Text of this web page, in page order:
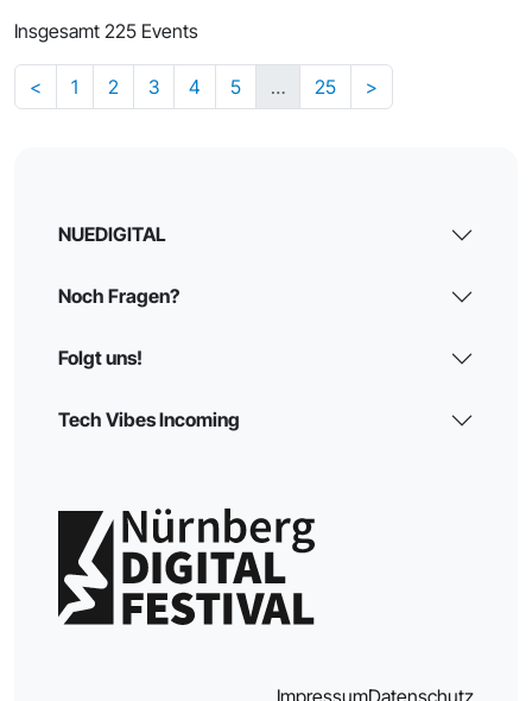
Insgesamt 225 Events
< 1 2 3 4 5 … 25 >
NUEDIGITAL
Noch Fragen?
Folgt uns!
Tech Vibes Incoming
ImpressumDatenschutz